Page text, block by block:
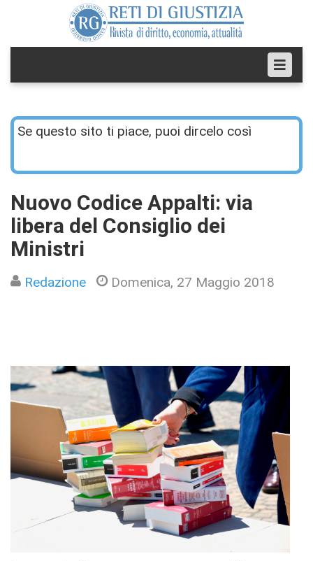
Se questo sito ti piace, puoi dircelo così
Nuovo Codice Appalti: via
libera del Consiglio dei
Ministri
Redazione Domenica, 27 Maggio 2018